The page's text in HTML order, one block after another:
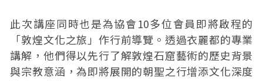
此次講座同時也是為協會10多位會員即將啟程的
「敦煌文化之旅」作行前導覽。透過衣麗都的專業
講解，他們得以先行了解敦煌石窟藝術的歷史背景
與宗教意涵，為即將展開的朝聖之行增添文化深度